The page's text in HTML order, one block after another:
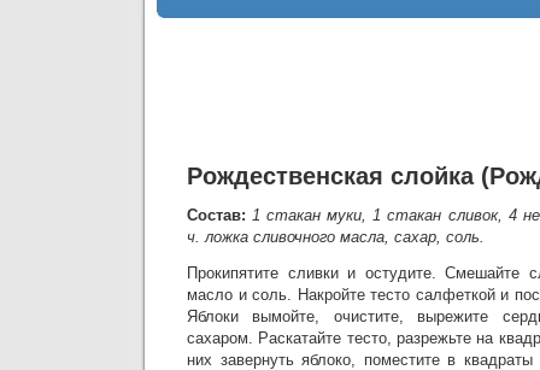
Рождественская слойка
Состав:1 стакан муки, 1 стакан сливок, 4
ч. ложка сливочного масла, сахар, соль.
Прокипятите сливки и остудите. Смешайте
масло и соль. Накройте тесто салфеткой и
Яблоки вымойте, очистите, вырежите
сахаром. Раскатайте тесто, разрежьте на
них завернуть яблоко, поместите в